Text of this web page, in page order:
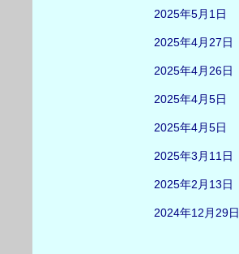
2025年5月1日
2025年4月27日
2025年4月26日
2025年4月5日
2025年4月5日
2025年3月11日
2025年2月13日
2024年12月29日